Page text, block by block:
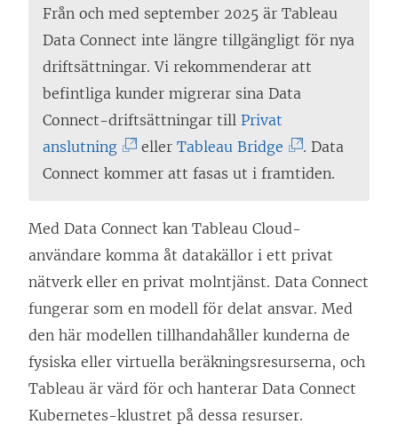
Från och med september 2025 är Tableau
Data Connect inte längre tillgängligt för nya
driftsättningar. Vi rekommenderar att
befintliga kunder migrerar sina Data
Connect-driftsättningar till Privat
anslutning(
L
n
k
e
n
ö
p
p
n
eller Tableau Bridge
L
n
k
e
n
ö
p
p
n
. Data
Connect kommer att fasas ut i framtiden.
Med Data Connect kan Tableau Cloud-
användare komma åt datakällor i ett privat
nätverk eller en privat molntjänst. Data Connect
fungerar som en modell för delat ansvar. Med
den här modellen tillhandahåller kunderna de
fysiska eller virtuella beräkningsresurserna, och
Tableau är värd för och hanterar Data Connect
Kubernetes-klustret på dessa resurser.